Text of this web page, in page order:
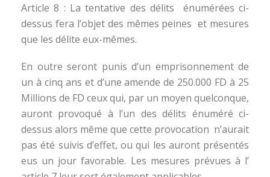
Article 8 : La tentative des délits énumérées ci-
dessus fera l’objet des mêmes peines et mesures
que les délite eux-mêmes.
En outre seront punis d’un emprisonnement de
un à cinq ans et d’une amende de 250.000 FD à 25
Millions de FD ceux qui, par un moyen quelconque,
auront provoqué à l’un des délits énuméré ci-
dessus alors même que cette provocation n’aurait
pas été suivis d’effet, ou qui les auront présentés
eus un jour favorable. Les mesures prévues à l’